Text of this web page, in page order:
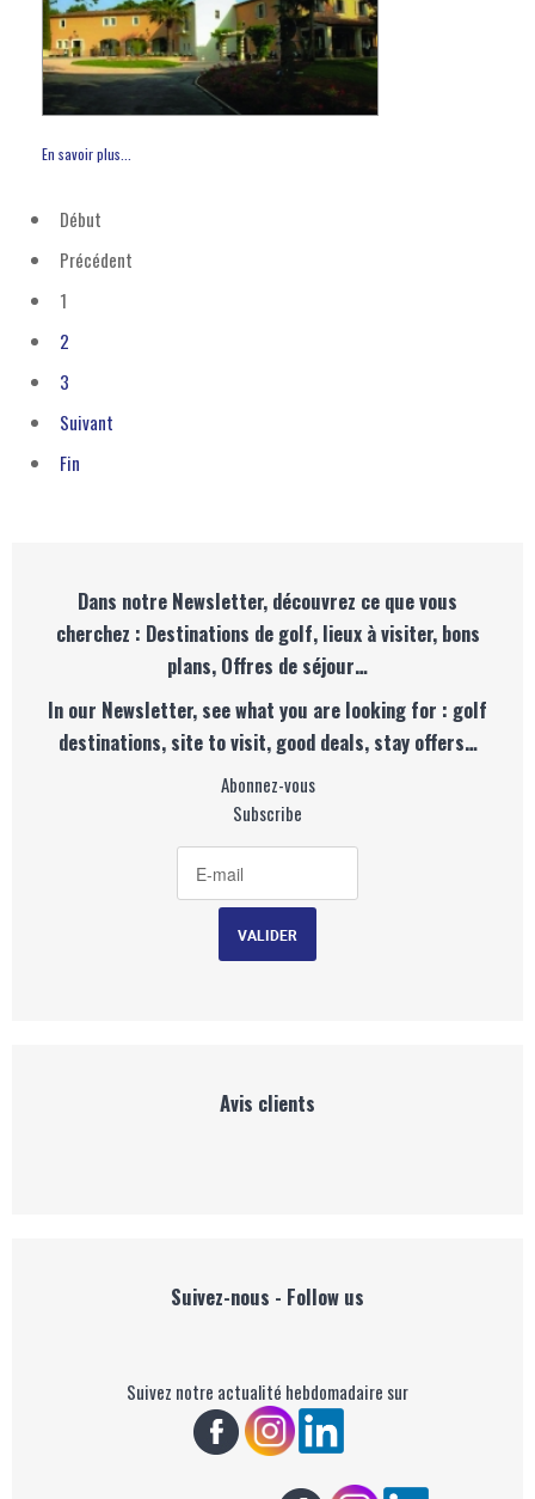
En savoir plus...
Début
Précédent
1
2
3
Suivant
Fin
Dans notre Newsletter, découvrez ce que vous
cherchez : Destinations de golf, lieux à visiter, bons
plans, Offres de séjour…
In our Newsletter, see what you are looking for : golf
destinations, site to visit, good deals, stay offers…
Abonnez-vous
Subscribe
Avis clients
Suivez-nous - Follow us
Suivez notre actualité hebdomadaire sur